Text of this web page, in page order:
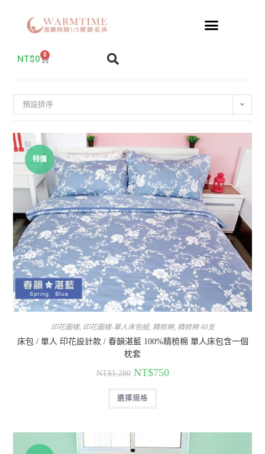
NT$0 0
預設排序
特價
印花圖樣, 印花圖樣-單人床包組, 精梳棉, 精梳棉 40支
床包 / 單人 印花設計款 / 春韻湛藍 100%精梳棉 單人床包含一個
枕套
NT$1,280 NT$750
選擇規格